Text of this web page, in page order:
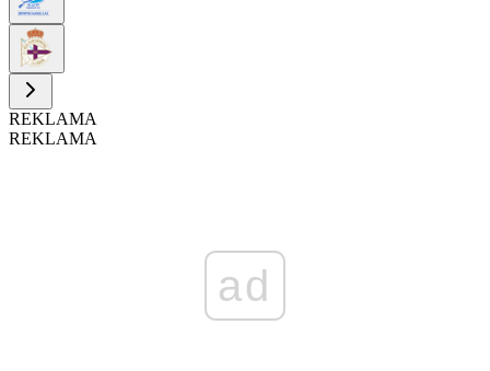
REKLAMA
REKLAMA
ad